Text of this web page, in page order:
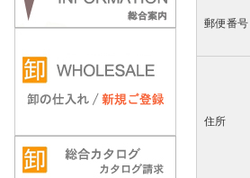
郵便番号
住所